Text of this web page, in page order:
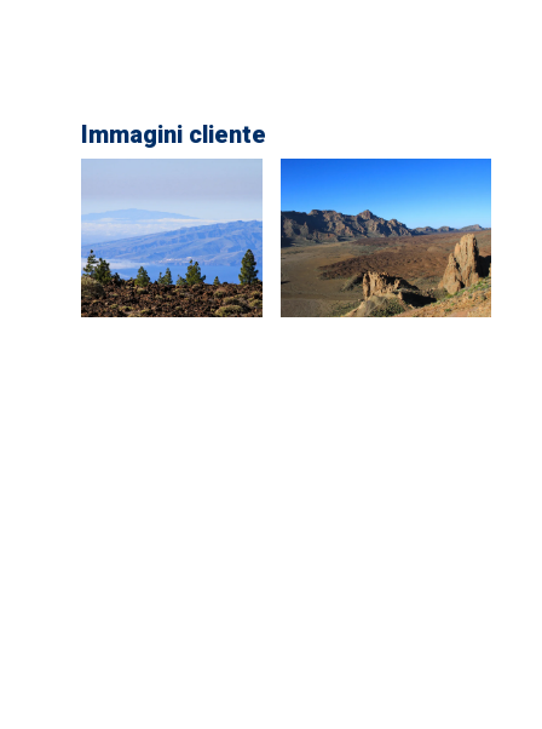
Immagini cliente